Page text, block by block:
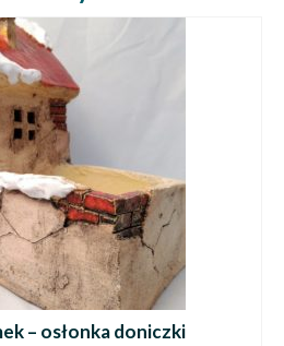
– osłonka doniczki